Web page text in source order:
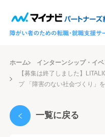
ホーム
インターンシップ・イ
【募集は終了しました】
プ 「障害のない社会づくり」
一覧に戻る